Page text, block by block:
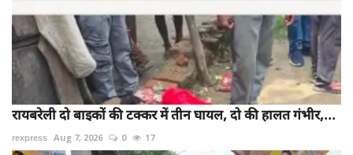
रायबरेली दो बाइकों की टक्कर में तीन घायल, दो की हालत गंभीर,...
rexpress Aug 7, 2026 0 17